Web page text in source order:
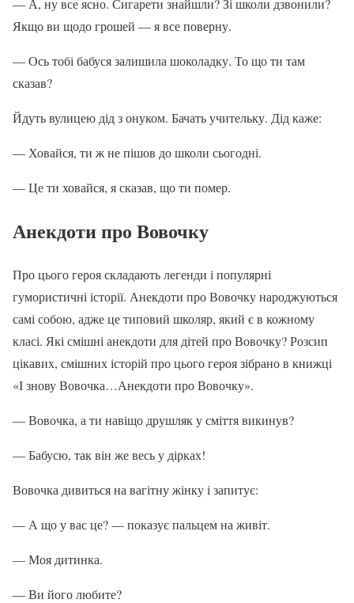
— А, ну все ясно. Сигарети знайшли? Зі школи дзвонили?
Якщо ви щодо грошей — я все поверну.
— Ось тобі бабуся залишила шоколадку. То що ти там
сказав?
Йдуть вулицею дід з онуком. Бачать учительку. Дід каже:
— Ховайся, ти ж не пішов до школи сьогодні.
— Це ти ховайся, я сказав, що ти помер.
Анекдоти про Вовочку
Про цього героя складають легенди і популярні
гумористичні історії. Анекдоти про Вовочку народжуються
самі собою, адже це типовий школяр, який є в кожному
класі. Які смішні анекдоти для дітей про Вовочку? Розсип
цікавих, смішних історій про цього героя зібрано в книжці
«І знову Вовочка…Анекдоти про Вовочку».
— Вовочка, а ти навіщо друшляк у сміття викинув?
— Бабусю, так він же весь у дірках!
Вовочка дивиться на вагітну жінку і запитує:
— А що у вас це? — показує пальцем на живіт.
— Моя дитинка.
— Ви його любите?